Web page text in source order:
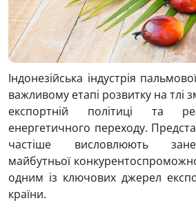
Індонезійська індустрія
важливому етапі розвитку на тлі
експортній політиці та
енергетичного переходу.
частіше висловлюють
майбутньої
одним із ключових джерел
країни.